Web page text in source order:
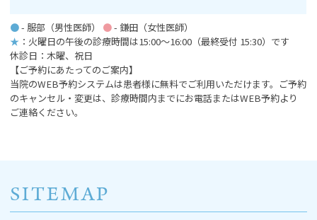
●- 服部（男性医師） ●- 鎌田（女性医師）
★ ：火曜日の午後の診療時間は15:00～16:00 （最終受付 15:30）です
休診日：木曜、祝日
【ご予約にあたってのご案内】
当院のWEB予約システムは患者様に無料でご利用いただけます。ご予約
のキャンセル・変更は、診療時間内までにお電話またはWEB予約より
ご連絡ください。
SITEMAP